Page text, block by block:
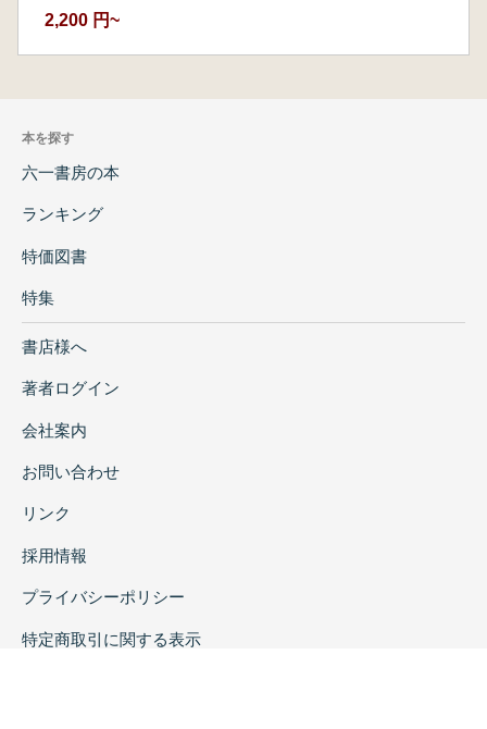
2,200 円~
本を探す
六一書房の本
ランキング
特価図書
特集
書店様へ
著者ログイン
会社案内
お問い合わせ
リンク
採用情報
プライバシーポリシー
特定商取引に関する表示